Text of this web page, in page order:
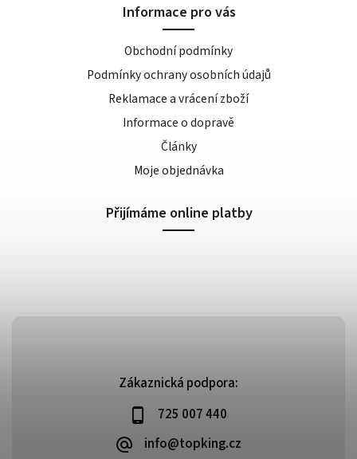
Zákaznická podpora:
725 007 440
info@topking.cz
Informace pro vás
Obchodní podmínky
Podmínky ochrany osobních údajů
Reklamace a vrácení zboží
Informace o dopravě
Články
Moje objednávka
Přijímáme online platby